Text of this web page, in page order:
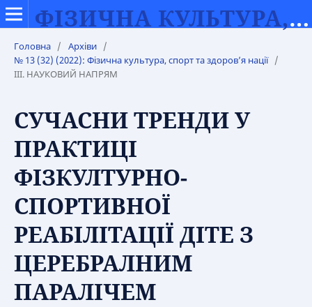
ФІЗИЧНА КУЛЬТУРА, СПОРТ ТА ЗДОРОВ’Я НАЦІЇ
Головна / Архіви /
№ 13 (32) (2022): Фізична культура, спорт та здоров’я нації /
ІІІ. НАУКОВИЙ НАПРЯМ
СУЧАСНИ ТРЕНДИ У
ПРАКТИЦІ
ФІЗКУЛТУРНО-
СПОРТИВНОЇ
РЕАБІЛІТАЦІЇ ДІТЕ З
ЦЕРЕБРАЛНИМ
ПАРАЛІЧЕМ